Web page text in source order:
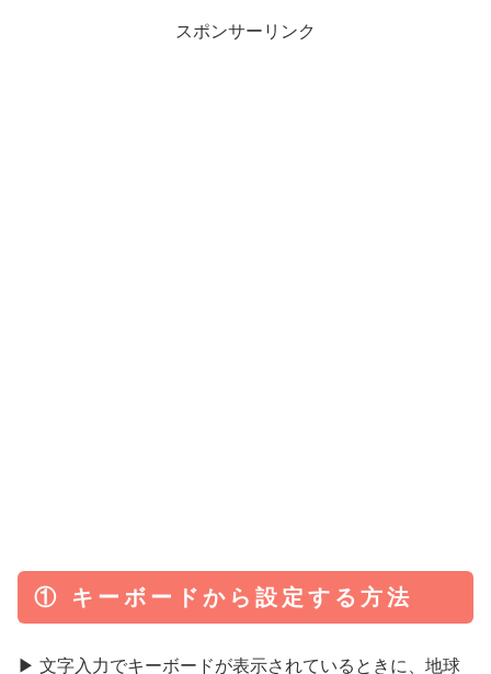
スポンサーリンク
① キーボードから設定する方法
▶︎ 文字入力でキーボードが表示されているときに、地球